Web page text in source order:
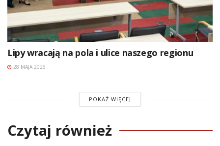
Lipy wracają na pola i ulice naszego regionu
28 MAJA 2026
POKAŻ WIĘCEJ
Czytaj również